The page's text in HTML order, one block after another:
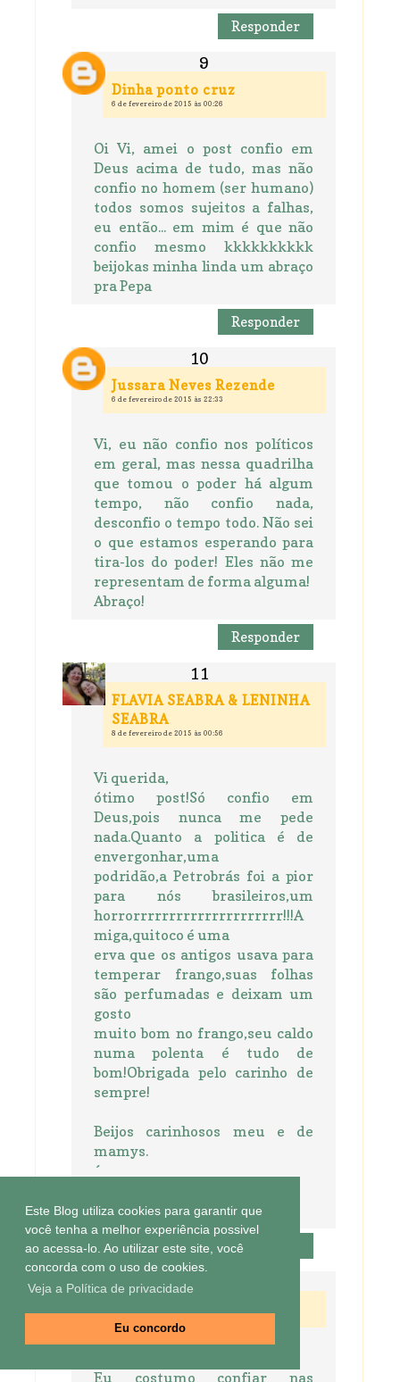
Este Blog utiliza cookies para garantir que
você tenha a melhor experiência possivel
ao acessa-lo. Ao utilizar este site, você
concorda com o uso de cookies.
Veja a Política de privacidade
Eu concordo
Responder
Dinha ponto cruz
6 de fevereiro de 2015 às 00:26
Oi Vi, amei o post confio em
Deus acima de tudo, mas não
confio no homem (ser humano)
todos somos sujeitos a falhas,
eu então... em mim é que não
confio mesmo kkkkkkkkkk
beijokas minha linda um abraço
pra Pepa
Responder
Jussara Neves Rezende
6 de fevereiro de 2015 às 22:33
Vi, eu não confio nos políticos
em geral, mas nessa quadrilha
que tomou o poder há algum
tempo, não confio nada,
desconfio o tempo todo. Não sei
o que estamos esperando para
tira-los do poder! Eles não me
representam de forma alguma!
Abraço!
Responder
FLAVIA SEABRA & LENINHA
SEABRA
8 de fevereiro de 2015 às 00:56
Vi querida,
ótimo post!Só confio em
Deus,pois nunca me pede
nada.Quanto a politica é de
envergonhar,uma
podridão,a Petrobrás foi a pior
para nós brasileiros,um
horrorrrrrrrrrrrrrrrrrrrrr!!!A
miga,quitoco é uma
erva que os antigos usava para
temperar frango,suas folhas
são perfumadas e deixam um
gosto
muito bom no frango,seu caldo
numa polenta é tudo de
bom!Obrigada pelo carinho de
sempre!
Beijos carinhosos meu e de
mamys.
´
oti,o
Responder
Nina Braz
Eu costumo confiar nas